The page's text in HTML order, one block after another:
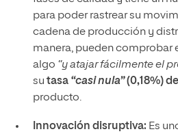
para poder rastrear su
cadena de producción y
manera, pueden comprobar
algo “y atajar fácilmente el
su tasa “casi nula”(0,18%)
producto.
Innovación disruptiva: Es